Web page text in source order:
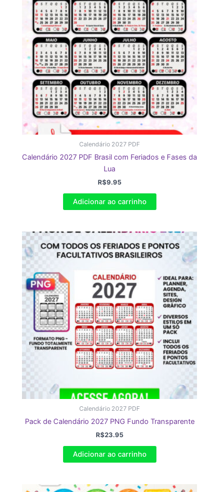
Calendário 2027 PDF
Calendário 2027 PDF Brasil com Feriados e Fases da
Lua
R$9.95
Adicionar ao carrinho
Calendário 2027 PDF
Pack de Calendário 2027 PNG Fundo Transparente
R$23.95
Adicionar ao carrinho